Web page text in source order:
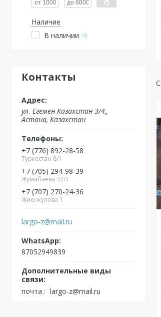
Наличие
В наличии
9
Контакты
ул. Егемен Казахстан 3/4,,
Астана, Казахстан
+7 (776) 892-28-58
Туркестан 8/1
+7 (705) 294-98-39
Жумабаева 32/1
+7 (707) 270-24-36
Жиенкулова 1
largo-z@mail.ru
87052949839
почта largo-z@mail.ru